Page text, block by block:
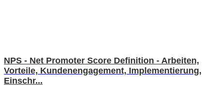
NPS - Net Promoter Score Definition - Arbeiten,
Vorteile, Kundenengagement, Implementierung,
Einschr...